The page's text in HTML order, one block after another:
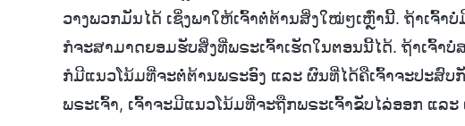
ວາງພວກມັນໄດ້ ເຊິ່ງພາໃຫ້ເຈົ້າຕໍ່ຕ້ານສິ່ງໃໝ່ໆເຫຼົ່ານີ້. ຖ້າເຈົ້າ
ກໍຈະສາມາດຍອມຮັບສິ່ງທີ່ພຣະເຈົ້າເຮັດໃນຕອນນີ້ໄດ້. ຖ້າເຈົ້າບໍ່
ກໍມີແນວໂນ້ມທີ່ຈະຕໍ່ຕ້ານພຣະອົງ ແລະ ຜົນທີ່ໄດ້ຄືເຈົ້າຈະປະສົບ
ພຣະເຈົ້າ, ເຈົ້າຈະມີແນວໂນ້ມທີ່ຈະຖືກພຣະເຈົ້າຂັບໄລ່ອອກ ແລະ